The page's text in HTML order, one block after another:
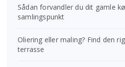
Sådan forvandler du dit gamle
samlingspunkt
Oliering eller maling? Find den
terrasse